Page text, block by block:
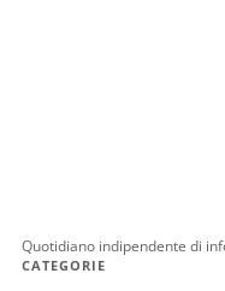
Quotidiano indipendente di
CATEGORIE